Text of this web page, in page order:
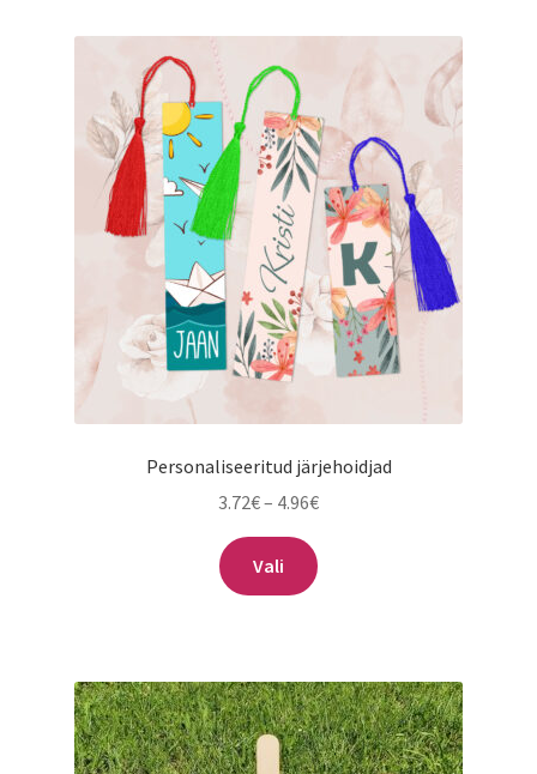
Personaliseeritud järjehoidjad
3.72€– 4.96€Hinnavahemik:
Vali
tootel
Valikuid
saab
teha